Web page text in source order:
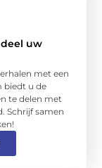
uw
met een
biedt u de
te delen met
Schrijf samen